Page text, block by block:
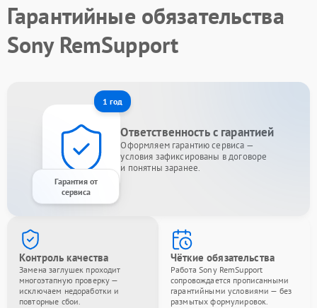
Гарантийные обязательства
Sony RemSupport
1 год
Гарантия от
сервиса
Ответственность с гарантией
Оформляем гарантию сервиса —
условия зафиксированы в договоре
и понятны заранее.
Контроль качества
Замена заглушек проходит
многоэтапную проверку —
исключаем недоработки и
повторные сбои.
Чёткие обязательства
Работа Sony RemSupport
сопровождается прописанными
гарантийными условиями — без
размытых формулировок.